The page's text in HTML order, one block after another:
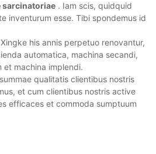
sarcinatoriae . Iam scis, quidquid
inventurum esse. Tibi spondemus id
his annis perpetuo renovantur,
automatica, machina secandi,
et machina implendi.
summae qualitatis clientibus nostris
et cum clientibus nostris active
efficaces et commoda sumptuum